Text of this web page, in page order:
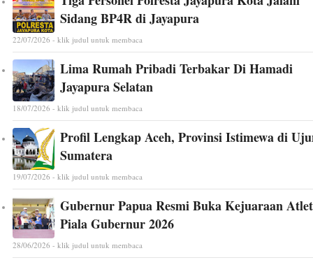
Sidang BP4R di Jayapura
22/07/2026 - klik judul untuk membaca
Lima Rumah Pribadi Terbakar Di Hamadi
Jayapura Selatan
18/07/2026 - klik judul untuk membaca
Profil Lengkap Aceh, Provinsi Istimewa di
Sumatera
19/07/2026 - klik judul untuk membaca
Gubernur Papua Resmi Buka Kejuaraan
Piala Gubernur 2026
28/06/2026 - klik judul untuk membaca